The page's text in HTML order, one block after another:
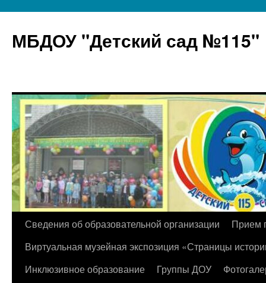
МБДОУ "Детский сад №115"
Перейти
содержимому
Сведения об образовательной организации
Прием
Виртуальная музейная экспозиция «Страницы
Инклюзивное образование
Группы ДОУ